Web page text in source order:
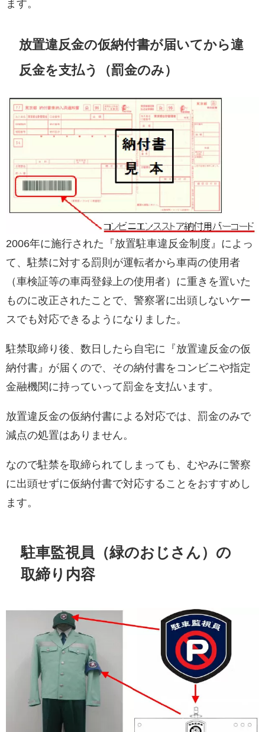
ます。
放置違反金の仮納付書が届いてから違
反金を支払う（罰金のみ）
2006年に施行された『放置駐車違反金制度』によっ
て、駐禁に対する罰則が運転者から車両の使用者
（車検証等の車両登録上の使用者）に重きを置いた
ものに改正されたことで、警察署に出頭しないケー
スでも対応できるようになりました。
駐禁取締り後、数日したら自宅に『放置違反金の仮
納付書』が届くので、その納付書をコンビニや指定
金融機関に持っていって罰金を支払います。
放置違反金の仮納付書による対応では、罰金のみで
減点の処置はありません。
なので駐禁を取締られてしまっても、むやみに警察
に出頭せずに仮納付書で対応することをおすすめし
ます。
駐車監視員（緑のおじさん）の
取締り内容